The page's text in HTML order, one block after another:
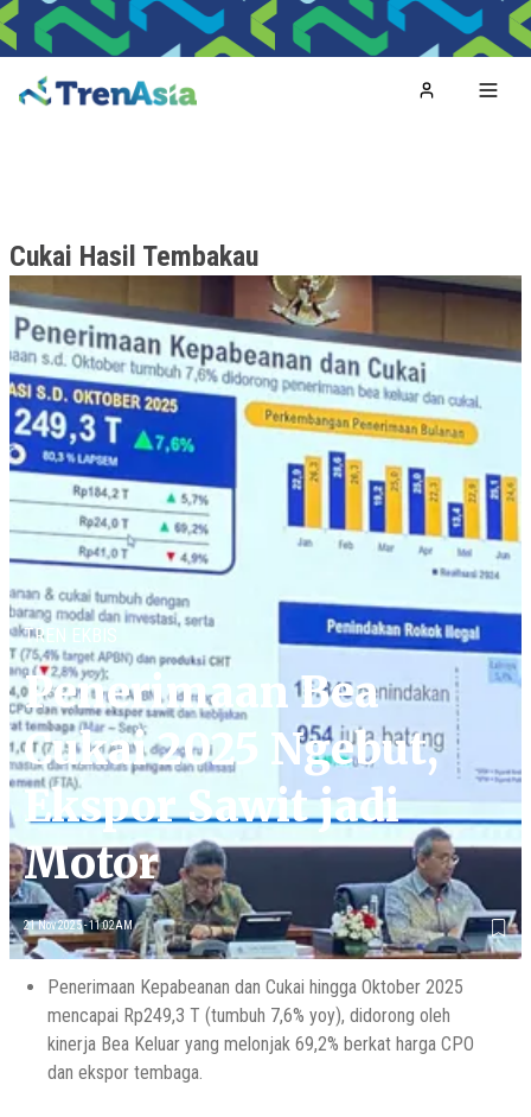
Home
Cukai Hasil Tembakau
TREN EKBIS
Penerimaan Bea
Cukai 2025 Ngebut,
Ekspor Sawit jadi
Motor
21 Nov 2025 - 11:02AM
Penerimaan Kepabeanan dan Cukai hingga Oktober 2025
mencapai Rp249,3 T (tumbuh 7,6% yoy), didorong oleh
kinerja Bea Keluar yang melonjak 69,2% berkat harga CPO
dan ekspor tembaga.